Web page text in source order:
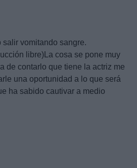
salir vomitando sangre.
libre)La cosa se pone muy
de contarlo que tiene la actriz me
una oportunidad a lo que será
ha sabido cautivar a medio